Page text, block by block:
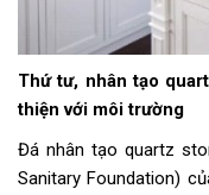
Thứ tư, nhân tạo
thiện với môi trường
Đá nhân tạo quartz
Sanitary Foundation)